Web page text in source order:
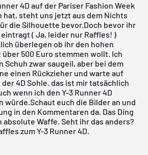
4D auf der Pariser Fashion Week
hat, steht uns jetzt aus dem Nichts
die Silhouette bevor.Doch bevor ihr
( Ja, leider nur Raffles! )
überlegen ob ihr den hohen
500 Euro stemmen wollt. Ich
Schuh zwar saugeil, aber bei dem
einen Rückzieher und warte auf
4D Sohle. das ist mir tatsächlich
wenn ich den Y-3 Runner 4D
würde.Schaut euch die Bilder an und
in den Kommentaren da. Das Ding
Waffe. Seht ihr das anders?
zum Y-3 Runner 4D.